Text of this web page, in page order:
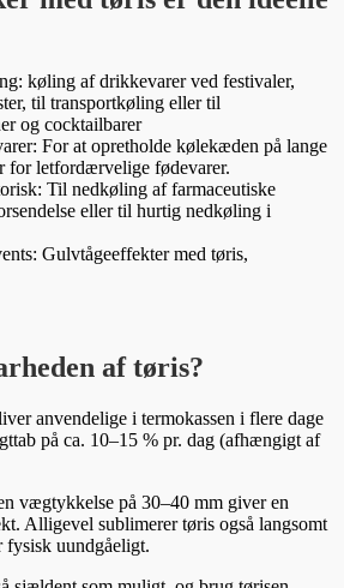
køling af drikkevarer ved festivaler,
til transportkøling eller til
og cocktailbarer
For at opretholde kølekæden på lange
for letfordærvelige fødevarer.
Til nedkøling af farmaceutiske
eller til hurtig nedkøling i
Gulvtågeeffekter med tøris,
af tøris?
anvendelige i termokassen i flere dage
på ca. 10–15 % pr. dag (afhængigt af
vægtykkelse på 30–40 mm giver en
Alligevel sublimerer tøris også langsomt
fysisk uundgåeligt.